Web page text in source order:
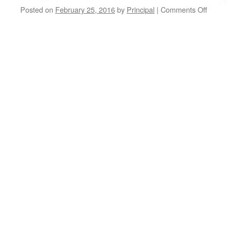
Posted on February 25, 2016by Principal | Comments Off